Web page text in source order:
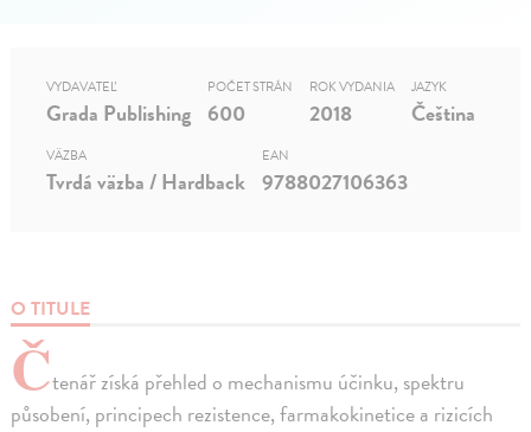
O TITULE
Čtenář získá přehled o mechanismu účinku, spektru
působení, principech rezistence, farmakokinetice a rizicích
VYDAVATEĽ
Grada Publishing
POČET STRÁN
600
ROK VYDANIA
2018
JAZYK
Čeština
VÄZBA
Tvrdá väzba / Hardback
EAN
9788027106363